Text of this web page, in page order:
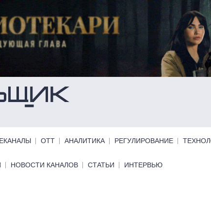
ОТТ АНАЛИТИКА РЕГУЛИРОВАНИЕ
НОВОСТИ КАНАЛОВ СТАТЬИ ИНТЕРВЬЮ